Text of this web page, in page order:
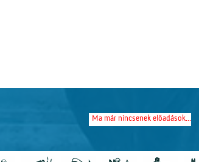
Ma már nincsenek előadások...